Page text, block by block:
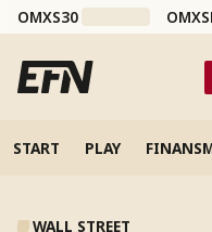
OMXS30
START PLAY
WALL STREET